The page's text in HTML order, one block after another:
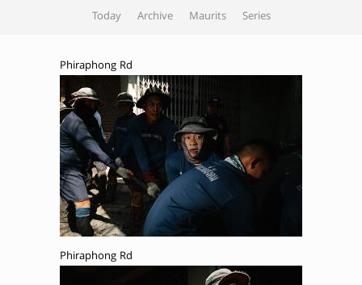
Today Archive Maurits Series
Phiraphong Rd
Phiraphong Rd